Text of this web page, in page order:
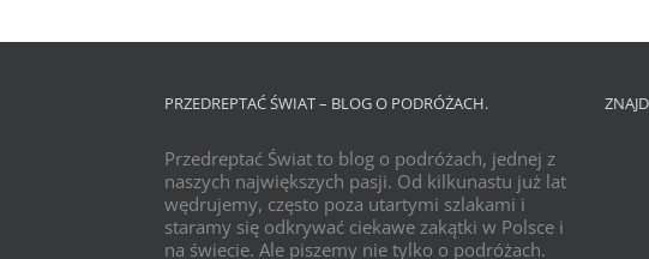
PRZEDREPTAĆ ŚWIAT – BLOG O PODRÓŻACH.
Przedreptać Świat to blog o podróżach, jednej z
naszych największych pasji. Od kilkunastu już lat
wędrujemy, często poza utartymi szlakami i
staramy się odkrywać ciekawe zakątki w Polsce i
na świecie. Ale piszemy nie tylko o podróżach.